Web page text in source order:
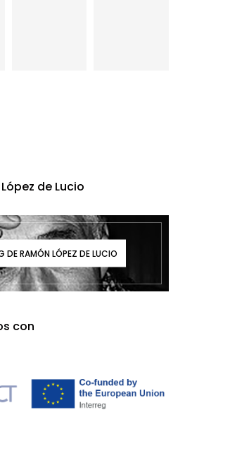
de Lucio
DE RAMÓN LÓPEZ DE LUCIO
con